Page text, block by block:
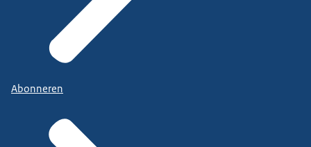
Abonneren